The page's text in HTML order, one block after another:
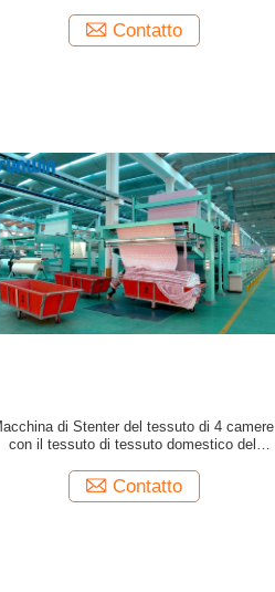
Contatto
di Stenter del tessuto di 4 camere
con il tessuto di tessuto domestico del
Contatto